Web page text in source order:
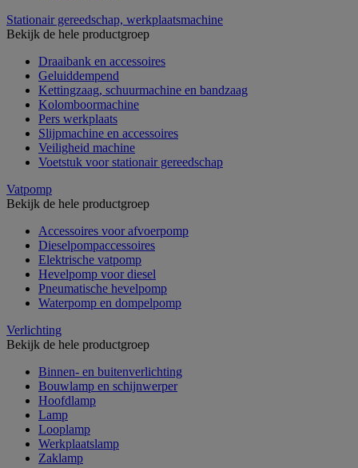
Stationair gereedschap, werkplaatsmachine
Bekijk de hele productgroep
Draaibank en accessoires
Geluiddempend
Kettingzaag, schuurmachine en bandzaag
Kolomboormachine
Pers werkplaats
Slijpmachine en accessoires
Veiligheid machine
Voetstuk voor stationair gereedschap
Vatpomp
Bekijk de hele productgroep
Accessoires voor afvoerpomp
Dieselpompaccessoires
Elektrische vatpomp
Hevelpomp voor diesel
Pneumatische hevelpomp
Waterpomp en dompelpomp
Verlichting
Bekijk de hele productgroep
Binnen- en buitenverlichting
Bouwlamp en schijnwerper
Hoofdlamp
Lamp
Looplamp
Werkplaatslamp
Zaklamp